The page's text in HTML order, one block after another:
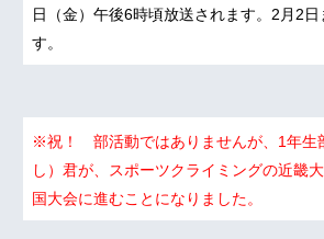
日（金）午後6時頃放送されます。2月2日
す。
※祝！ 部活動ではありませんが、1年生
し）君が、スポーツクライミングの近畿
国大会に進むことになりました。